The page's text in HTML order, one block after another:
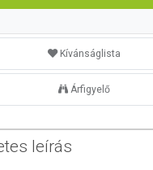
Kívánságlista
Árfigyelő
leírás